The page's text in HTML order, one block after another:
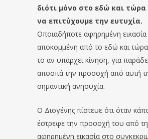
διότι μόνο στο εδώ και
να επιτύχουμε την ευτυχία.
Οποιαδήποτε αφηρημένη εικασία
αποκομμένη από το εδώ και
το αν υπάρχει κίνηση, για
αποσπά την προσοχή από αυτή
σημαντική ανησυχία.
Ο Διογένης πίστευε ότι όταν
έστρεφε την προσοχή του από
αφηρημένη εικασία στο